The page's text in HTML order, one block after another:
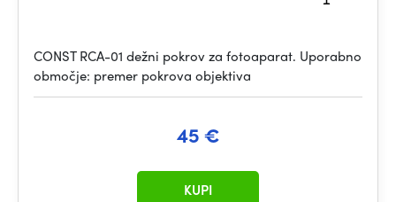
CONST RCA-01 dežni pokrov za fotoaparat. Uporabno
območje: premer pokrova objektiva
45 €
KUPI